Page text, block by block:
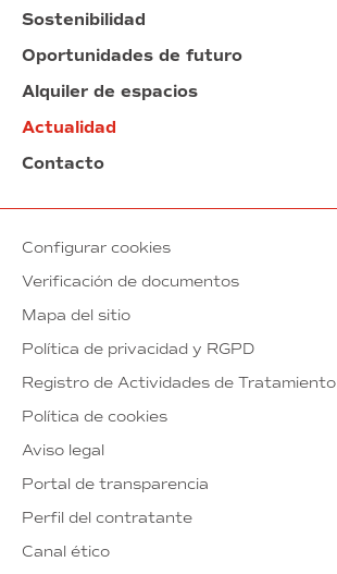
Sostenibilidad
Oportunidades de futuro
Alquiler de espacios
Actualidad
Contacto
Configurar cookies
Verificación de documentos
Mapa del sitio
Política de privacidad y RGPD
Registro de Actividades de Tratamiento
Política de cookies
Aviso legal
Portal de transparencia
Perfil del contratante
Canal ético